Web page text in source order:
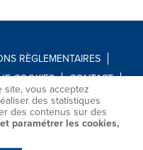
RÈGLEMENTAIRES
COOKIES
CONTACT
site, vous acceptez
des statistiques
des contenus sur des
paramétrer les cookies,